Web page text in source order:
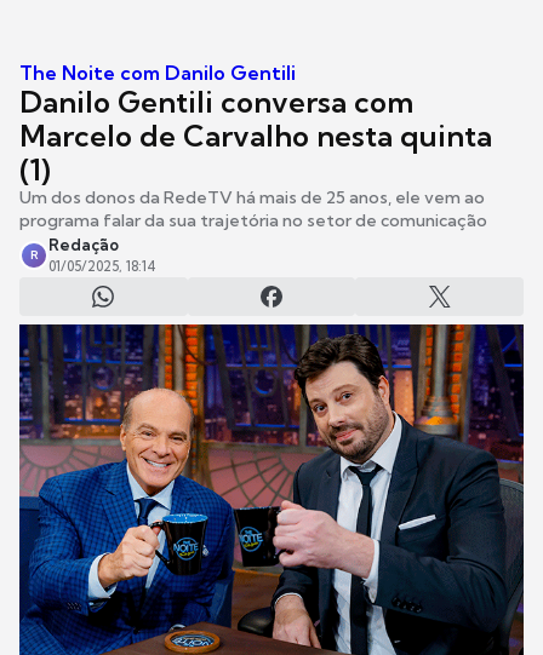
The Noite com Danilo Gentili
Danilo Gentili conversa com
Marcelo de Carvalho nesta quinta
(1)
Um dos donos da RedeTV há mais de 25 anos, ele vem ao
programa falar da sua trajetória no setor de comunicação
R
Redação
01/05/2025, 18:14